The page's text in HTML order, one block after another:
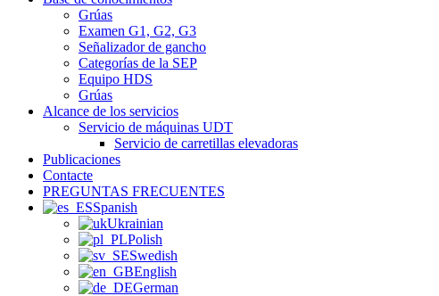
Grúas
Examen G1, G2, G3
Señalizador de gancho
Categorías de la SEP
Equipo HDS
Grúas
Alcance de los servicios
Servicio de máquinas UDT
Servicio de carretillas elevadoras
Publicaciones
Contacte
PREGUNTAS FRECUENTES
Spanish
Ukrainian
Polish
Swedish
English
German